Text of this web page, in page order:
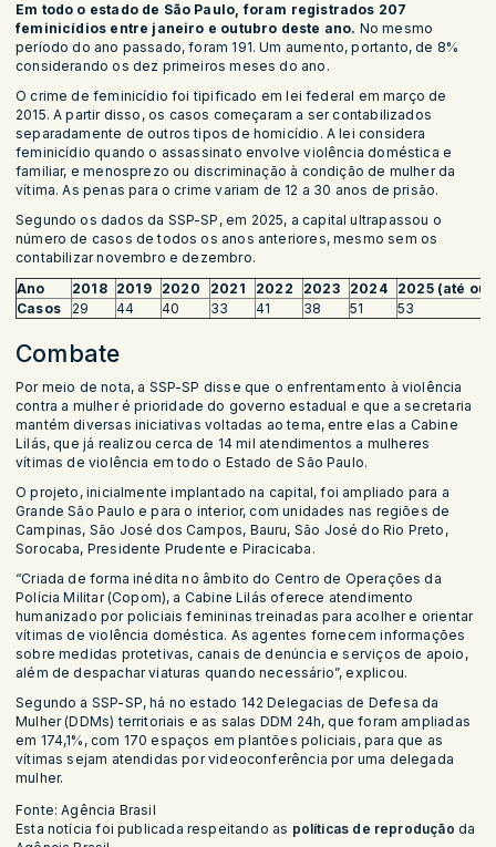
Em todo o estado de São Paulo, foram registrados 207
feminicídios entre janeiro e outubro deste ano. No mesmo
período do ano passado, foram 191. Um aumento, portanto, de 8%
considerando os dez primeiros meses do ano.
O crime de feminicídio foi tipificado em lei federal em março de
2015. A partir disso, os casos começaram a ser contabilizados
separadamente de outros tipos de homicídio. A lei considera
feminicídio quando o assassinato envolve violência doméstica e
familiar, e menosprezo ou discriminação à condição de mulher da
vítima. As penas para o crime variam de 12 a 30 anos de prisão.
Segundo os dados da SSP-SP, em 2025, a capital ultrapassou o
número de casos de todos os anos anteriores, mesmo sem os
contabilizar novembro e dezembro.
Ano
2018 2019 2020 2021 2022 2023 2024
2025 (até
Casos
29 44 40 33 41 38 51 53
Combate
Por meio de nota, a SSP-SP disse que o enfrentamento à violência
contra a mulher é prioridade do governo estadual e que a secretaria
mantém diversas iniciativas voltadas ao tema, entre elas a Cabine
Lilás, que já realizou cerca de 14 mil atendimentos a mulheres
vítimas de violência em todo o Estado de São Paulo.
O projeto, inicialmente implantado na capital, foi ampliado para a
Grande São Paulo e para o interior, com unidades nas regiões de
Campinas, São José dos Campos, Bauru, São José do Rio Preto,
Sorocaba, Presidente Prudente e Piracicaba.
“Criada de forma inédita no âmbito do Centro de Operações da
Polícia Militar (Copom), a Cabine Lilás oferece atendimento
humanizado por policiais femininas treinadas para acolher e orientar
vítimas de violência doméstica. As agentes fornecem informações
sobre medidas protetivas, canais de denúncia e serviços de apoio,
além de despachar viaturas quando necessário”, explicou.
Segundo a SSP-SP, há no estado 142 Delegacias de Defesa da
Mulher (DDMs) territoriais e as salas DDM 24h, que foram ampliadas
em 174,1%, com 170 espaços em plantões policiais, para que as
vítimas sejam atendidas por videoconferência por uma delegada
mulher.
Fonte: Agência Brasil
Esta notícia foi publicada respeitando as políticas de reprodução da